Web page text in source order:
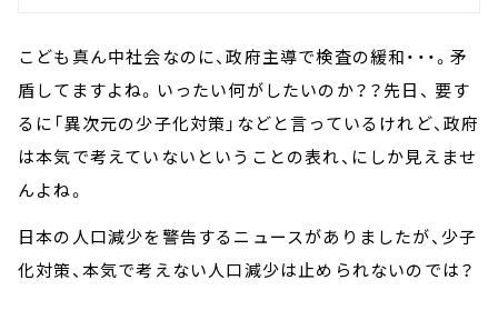
こども真ん中社会なのに、政府主導で検査の緩和・・・。矛
盾してますよね。いったい何がしたいのか？？先日、 要す
るに「異次元の少子化対策」などと言っているけれど、政府
は本気で考えていないということの表れ、にしか見えませ
んよね。
日本の人口減少を警告するニュースがありましたが、少子
化対策、本気で考えない人口減少は止められないのでは？